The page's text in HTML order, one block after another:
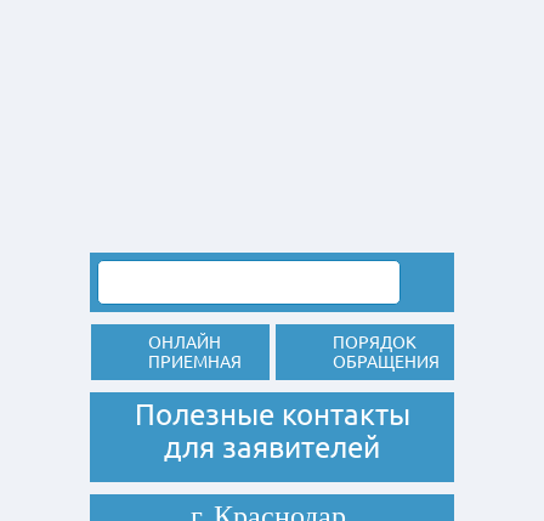
ОНЛАЙН
ПРИЕМНАЯ
ПОРЯДОК
ОБРАЩЕНИЯ
Полезные контакты
для заявителей